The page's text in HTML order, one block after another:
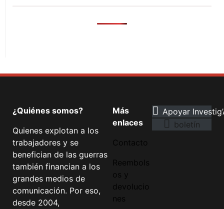
¿Quiénes somos?
Quienes explotan a los
trabajadores y se
benefician de las guerras
también financian a los
grandes medios de
comunicación. Por eso,
desde 2004,
Más
enlaces
Contacto
Reembols
os y
devolucio
nes
Apoyar
boletín